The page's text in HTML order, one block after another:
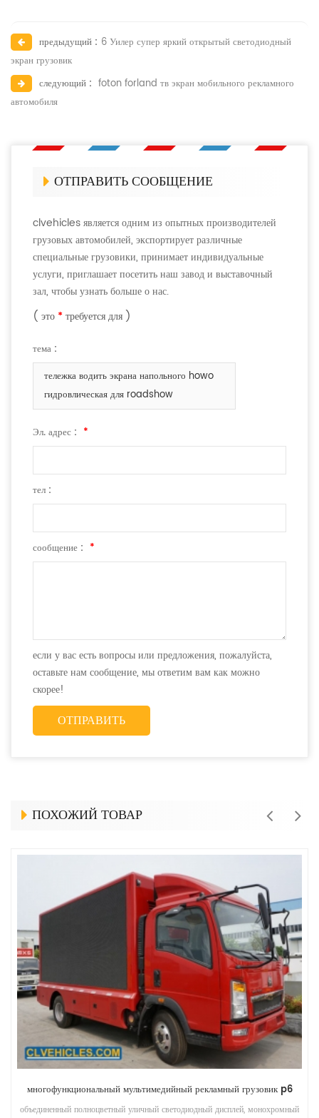
предыдущий : 6 Уилер супер яркий открытый светодиодный
экран грузовик
следующий : foton forland тв экран мобильного рекламного
автомобиля
ОТПРАВИТЬ СООБЩЕНИЕ
clvehicles является одним из опытных производителей
грузовых автомобилей, экспортирует различные
специальные грузовики, принимает индивидуальные
услуги, приглашает посетить наш завод и выставочный
зал, чтобы узнать больше о нас.
( это * требуется для )
тема :
тележка водить экрана напольного howo
гидровлическая для roadshow
Эл. адрес : *
тел :
сообщение : *
если у вас есть вопросы или предложения, пожалуйста,
оставьте нам сообщение, мы ответим вам как можно
скорее!
ПОХОЖИЙ ТОВАР
многофункциональный мультимедийный рекламный грузовик p6
объединенный полноцветный уличный светодиодный дисплей, монохромный